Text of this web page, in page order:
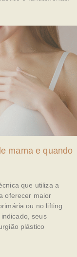
mama e quando
que utiliza a
oferecer maior
ou no lifting
seus
plástico